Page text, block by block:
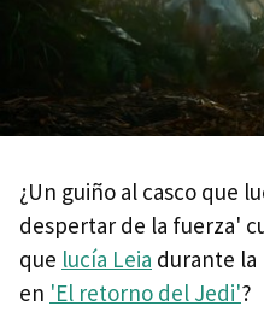
¿Un guiño al casco que
despertar de la fuerza'
que lucía Leia durante la
en 'El retorno del Jedi'?